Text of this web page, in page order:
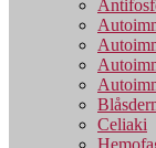
Celiaki